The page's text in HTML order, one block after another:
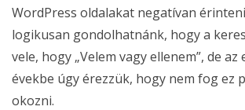
WordPress oldalakat negatívan
logikusan gondolhatnánk, hogy a
vele, hogy „Velem vagy ellenem”, de
évekbe úgy érezzük, hogy nem fog ez
okozni.